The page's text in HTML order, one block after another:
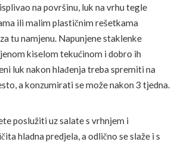
na površinu, luk na vrhu tegle
ili malim plastičnim rešetkama
tu namjenu. Napunjene staklenke
kiselom tekućinom i dobro ih
luk nakon hlađenja treba spremiti na
a konzumirati se može nakon 3 tjedna.
poslužiti uz salate s vrhnjem i
hladna predjela, a odlično se slaže i s